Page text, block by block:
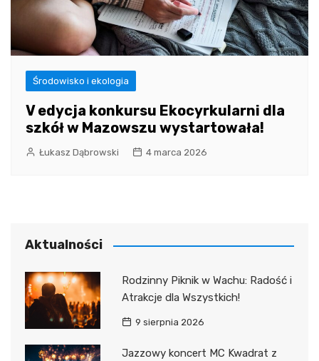
Środowisko i ekologia
V edycja konkursu Ekocyrkularni dla
szkół w Mazowszu wystartowała!
Łukasz Dąbrowski 4 marca 2026
Aktualności
Rodzinny Piknik w Wachu: Radość i
Atrakcje dla Wszystkich!
9 sierpnia 2026
Jazzowy koncert MC Kwadrat z